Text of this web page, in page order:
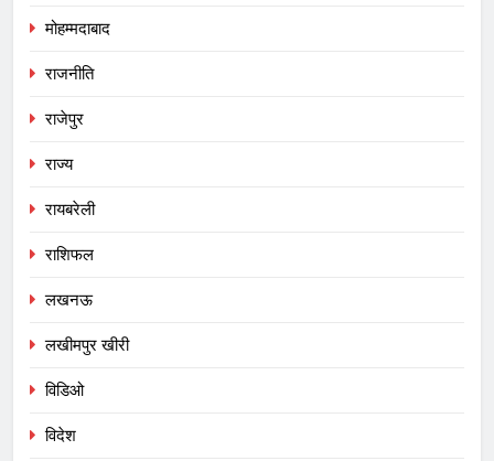
मोहम्मदाबाद
राजनीति
राजेपुर
राज्य
रायबरेली
राशिफल
लखनऊ
लखीमपुर खीरी
विडिओ
विदेश